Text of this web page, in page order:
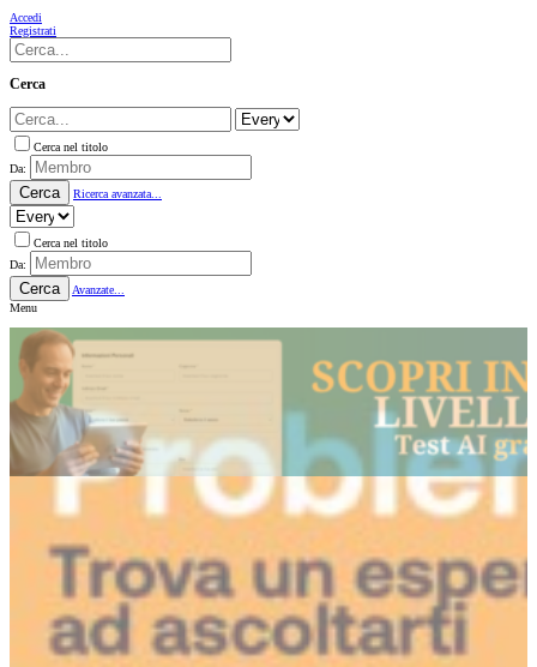
Accedi
Registrati
Cerca
Cerca nel titolo
Da:
Cerca Ricerca avanzata...
Cerca nel titolo
Da:
Cerca
Avanzate...
Menu